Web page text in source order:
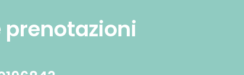
prenotazioni